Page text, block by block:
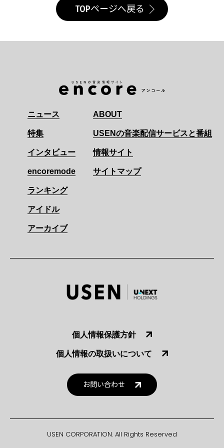
TOPページへ戻る
ニュース
特集
インタビュー
encoremode
ランキング
アイドル
アーカイブ
ABOUT
USENの音楽配信サービスと番組
情報サイト
サイトマップ
個人情報保護方針
個人情報の取扱いについて
お問い合わせ
USEN CORPORATION. All Rights Reserved